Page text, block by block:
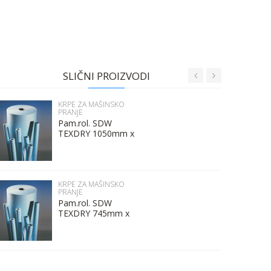
SLIČNI PROIZVODI
KRPE ZA MAŠINSKO
PRANJE
Pam.rol. SDW
TEXDRY 1050mm x
KRPE ZA MAŠINSKO
PRANJE
Pam.rol. SDW
TEXDRY 745mm x